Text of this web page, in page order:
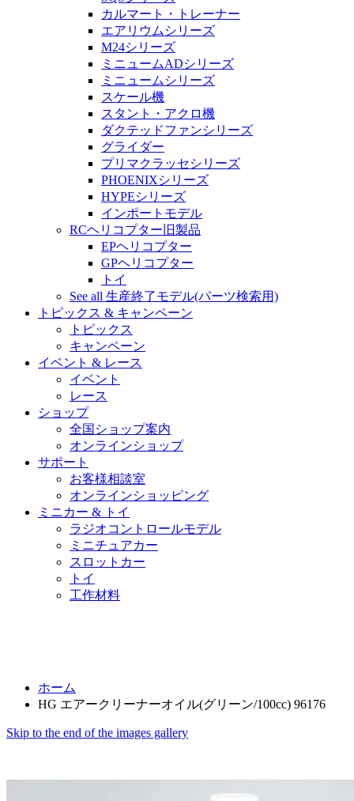
カルマート・トレーナー
エアリウムシリーズ
M24シリーズ
ミニュームADシリーズ
ミニュームシリーズ
スケール機
スタント・アクロ機
ダクテッドファンシリーズ
グライダー
プリマクラッセシリーズ
PHOENIXシリーズ
HYPEシリーズ
インポートモデル
RCヘリコプター旧製品
EPヘリコプター
GPヘリコプター
トイ
See all 生産終了モデル(パーツ検索用)
トピックス & キャンペーン
トピックス
キャンペーン
イベント & レース
イベント
レース
ショップ
全国ショップ案内
オンラインショップ
サポート
お客様相談室
オンラインショッピング
ミニカー & トイ
ラジオコントロールモデル
ミニチュアカー
スロットカー
トイ
工作材料
ホーム
HG エアークリーナーオイル(グリーン/100cc) 96176
Skip to the end of the images gallery